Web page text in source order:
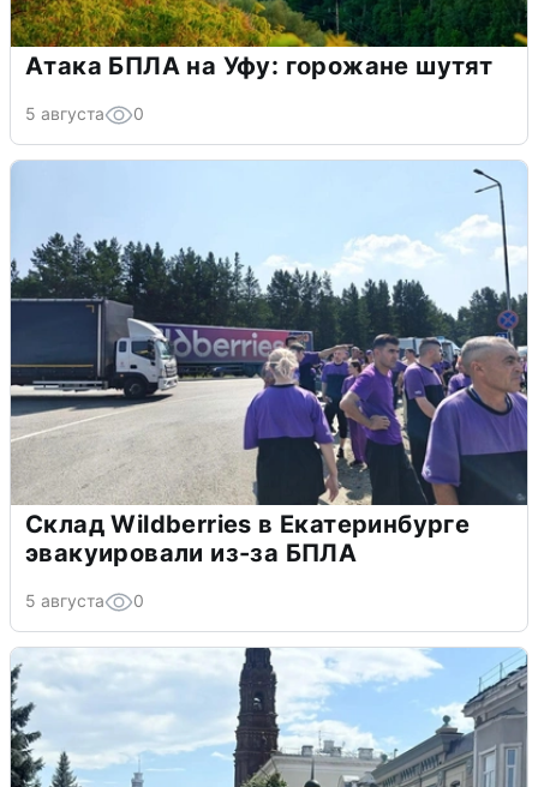
Атака БПЛА на Уфу: горожане шутят
5 августа 0
Склад Wildberries в Екатеринбурге
эвакуировали из-за БПЛА
5 августа 0